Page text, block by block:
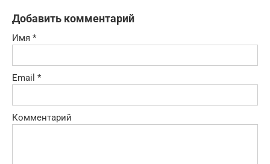
Добавить комментарий
Имя *
Email *
Комментарий